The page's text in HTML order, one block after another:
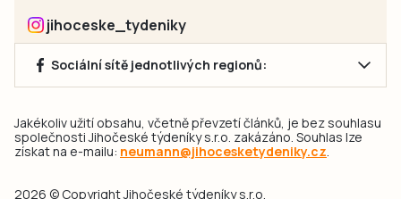
jihoceske_tydeniky
Sociální sítě jednotlivých regionů:
Jakékoliv užití obsahu, včetně převzetí článků, je bez souhlasu
společnosti Jihočeské týdeníky s.r.o. zakázáno. Souhlas lze
získat na e-mailu: neumann@jihocesketydeniky.cz
2026 © Copyright Jihočeské týdeníky s.r.o.